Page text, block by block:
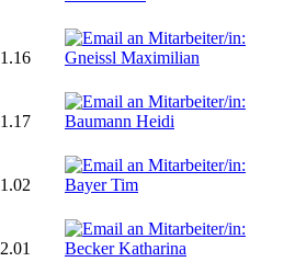
1.16
1.17
1.02
2.01